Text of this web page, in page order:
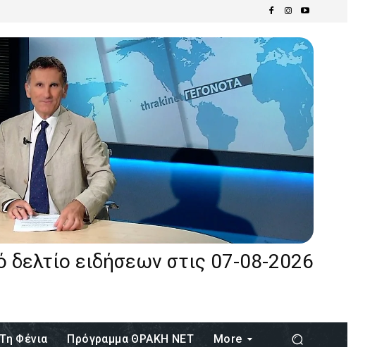
δελτίο ειδήσεων στις 07-08-2026
Φένια Πρόγραμμα ΘΡΑΚΗ ΝΕΤ More